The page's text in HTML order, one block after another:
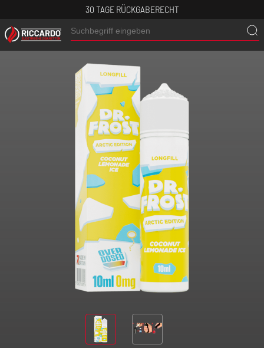
30 TAGE RÜCKGABERECHT